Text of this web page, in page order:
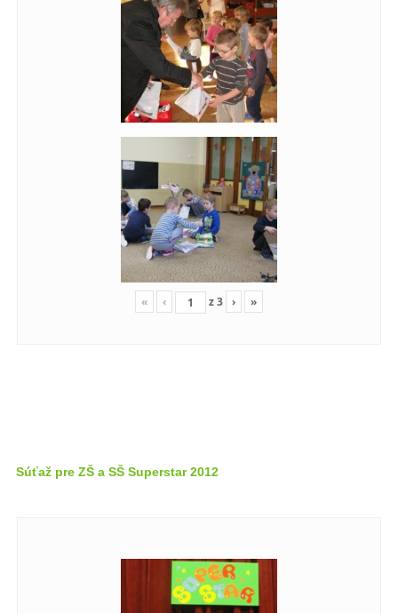
« ‹ z3 › »
Súťaž pre ZŠ a SŠ Superstar 2012